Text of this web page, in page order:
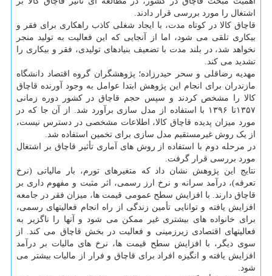
اشتغال را مورد بررسی قرار دادند.
قاچاق کالا در کوتاه مدت، با ایجاد شغلی کاذب راهکاری برای فقر و
بیکاری تلقی می شود، اما از آنجایی که این فعالیت به تولید منجر
نخواهد شد، در بلند مدت با تضعیف بنیادهای تولیدی، فقر و بیکاری را
تشدید می کند.
مهدیه رضاقلی و سحر حیدرزاده؛ پژوهشگران گروه اقتصاد دانشگاه
مازندران برای انجام این پژوهش ابتدا عوامل به وجود آورنده قاچاق
کالا را مشخص کردند و سپس حجم قاچاق در کشور دوره زمانی
۱۳۵۷تا ۱۳۹۶ با استفاده از مدل سازی برآورد شد. از آن جا که در
مورد میزان پدیده قاچاق کالا، اطلاعات مشخصی در دسترس نیست،
از یک روش غیرمستقیم مدل سازی برای تخمین استفاده شد.
در مرحله دوم با استفاده از روش های آماری تأثیر قاچاق بر اشتغال
مورد بررسی قرار گرفت.
نتایج این پژوهش نشان داد که متغیرهای تورم، بار مالیاتی (نرخ
تعرفه)، درآمد سرانه و نرخ ارز رسمی، اثر مثبت و مفهوم داری بر
قاچاق دارند. با افزایش سطح عمومی قیمت ها، میزان فقر در جامعه
افزایش یافته و توانایی تأمین زندگی از راه انجام فعالیتهای رسمی،
برای خانواده های بیشتری غیر ممکن می شود و آنها را ناگزیر به
فعالیتهای اقتصادی زیرزمینی و فعالیت در بخش قاچاق می کند. از
سوی دیگر، با افزایش سطح قیمت ها، نرخ های مالیات بر درآمد
افزایش یافته و انگیزه افراد برای قاچاق و فرار از مالیات بیشتر می
شود.